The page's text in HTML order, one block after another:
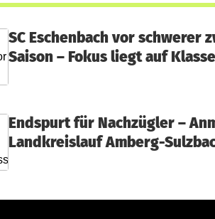
SC Eschenbach vor schwerer
Saison – Fokus liegt auf
Endspurt für Nachzügler –
Landkreislauf Amberg-